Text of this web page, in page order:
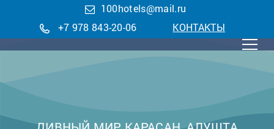
100hotels@mail.ru
+7 978 843-20-06
КОНТАКТЫ